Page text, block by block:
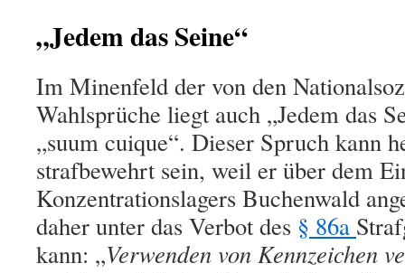
„Jedem das Seine“
Im Minenfeld der von den
Wahlsprüche liegt auch „Jedem das
„suum cuique“. Dieser Spruch kann
strafbewehrt sein, weil er über dem
Konzentrationslagers Buchenwald
daher unter das Verbot des § 86a
kann: „Verwenden von Kennzeichen